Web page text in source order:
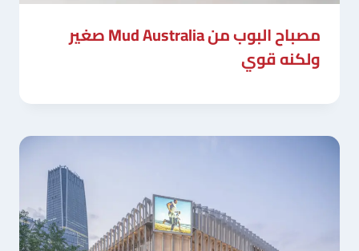
مصباح البوب ​​من Mud Australia صغير
ولكنه قوي